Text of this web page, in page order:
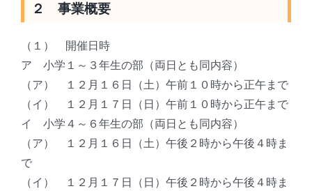
２ 事業概要
（１） 開催日時
ア 小学１～３年生の部（両日とも同内容）
（ア） １２月１６日（土）午前１０時から正午まで
（イ） １２月１７日（日）午前１０時から正午まで
イ 小学４～６年生の部（両日とも同内容）
（ア） １２月１６日（土）午後２時から午後４時ま
で
（イ） １２月１７日（日）午後２時から午後４時ま